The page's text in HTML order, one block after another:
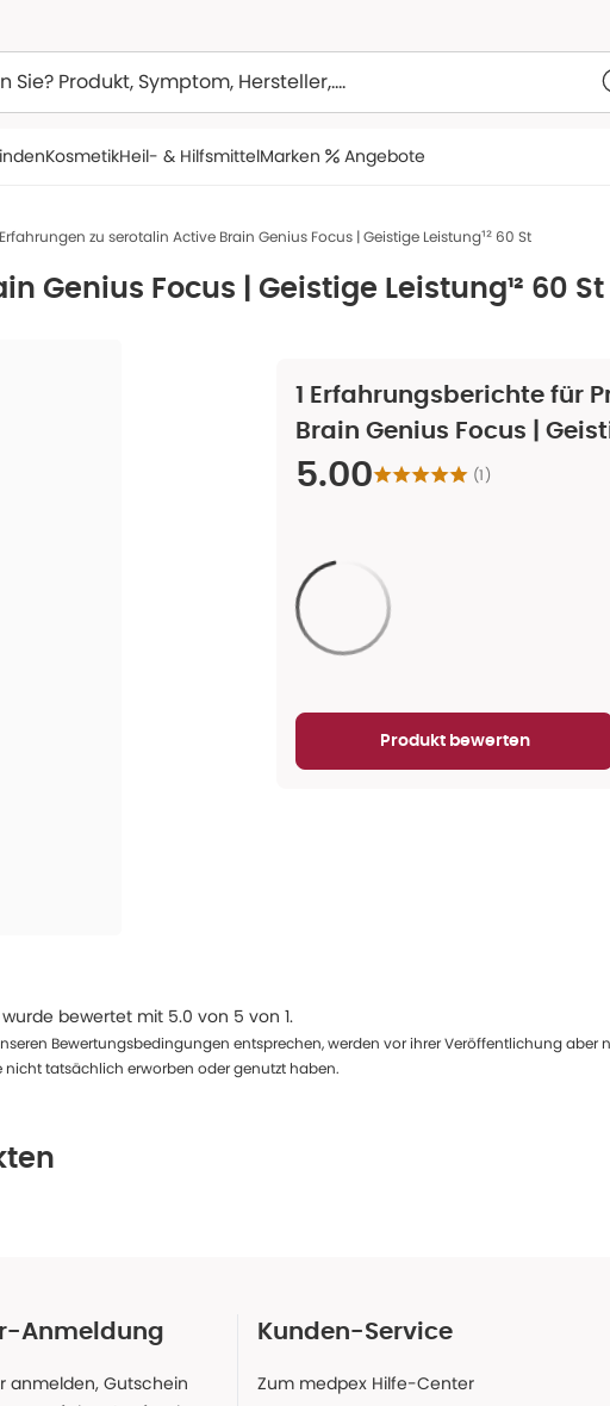
KosmetikHeil- & HilfsmittelMarken Angebote
Erfahrungen zu serotalin Active Brain Genius Focus | Geistige Leistung¹² 60 St
Genius Focus | Geistige Leistung¹² 60 St
1 Erfahrungsberichte für
Brain Genius Focus |
5.00 (1)
Aktualisieren...
Produkt bewerten
wurde bewertet mit 5.0 von 5 von 1.
Bewertungsbedingungen entsprechen, werden vor ihrer Veröffentlichung aber
tatsächlich erworben oder genutzt haben.
Anmeldung
anmelden, Gutschein
Kunden-Service
Zum medpex Hilfe-Center